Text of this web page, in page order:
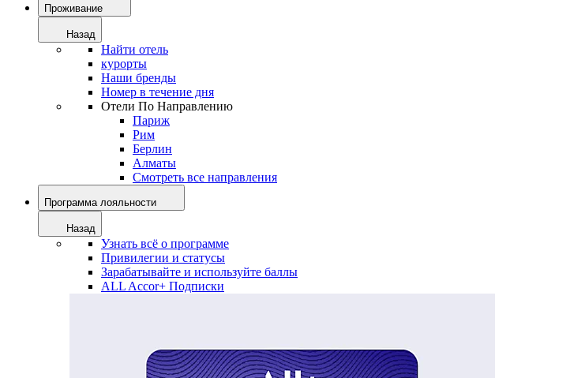
Проживание
Назад
Найти отель
курорты
Наши бренды
Номер в течение дня
Отели По Направлению
Париж
Рим
Берлин
Алматы
Смотреть все направления
Программа лояльности
Назад
Узнать всё о программе
Привилегии и статусы
Зарабатывайте и используйте баллы
ALL Accor+ Подписки